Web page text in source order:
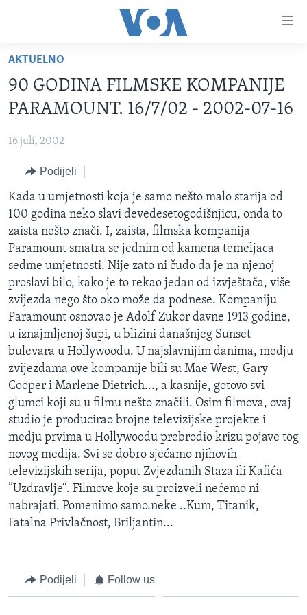
glavni
sadržaj
Pređi
na
glavnu
navigaciju
pretragu
VIJESTI
SJEDINJENE AMERIČKE DRŽAVE
BOSNA I HERCEGOVINA
SVIJET
NAUKA I TEHNOLOGIJA
SPECIJALNI PROJEKTI
KORUPCIJA
SLOBODA MEDIJA
ŽENSKA STRANA
IZBJEGLIČKA STRANA
MAGAZIN
O GLASU AMERIKE
Learning English
PRATITE NAS
Jezici
AKTUELNO
90 GODINA FILMSKE KOMPANIJE
PARAMOUNT. 16/7/02 - 2002-07-16
16 juli, 2002
Podijeli
Kada u umjetnosti koja je samo nešto malo starija od
100 godina neko slavi devedesetogodišnjicu, onda to
zaista nešto znači. I, zaista, filmska kompanija
Paramount smatra se jednim od kamena temeljaca
sedme umjetnosti. Nije zato ni čudo da je na njenoj
proslavi bilo, kako je to rekao jedan od izvještača, više
zvijezda nego što oko može da podnese. Kompaniju
Paramount osnovao je Adolf Zukor davne 1913 godine,
u iznajmljenoj šupi, u blizini današnjeg Sunset
bulevara u Hollywoodu. U najslavnijim danima, medju
zvijezdama ove kompanije bili su Mae West, Gary
Cooper i Marlene Dietrich..., a kasnije, gotovo svi
glumci koji su u filmu nešto značili. Osim filmova, ovaj
studio je producirao brojne televizijske projekte i
medju prvima u Hollywoodu prebrodio krizu pojave tog
novog medija. Svi se dobro sjećamo njihovih
televizijskih serija, poput Zvjezdanih Staza ili Kafića
”Uzdravlje“. Filmove koje su proizveli nećemo ni
nabrajati. Pomenimo samo.neke ..Kum, Titanik,
Fatalna Privlačnost, Briljantin...
Podijeli Follow us